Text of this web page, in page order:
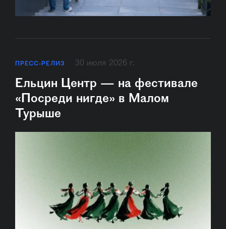
ПРЕСС-РЕЛИЗ 30 июля 2026 г.
Ельцин Центр — на фестивале
«Посреди нигде» в Малом
Турыше